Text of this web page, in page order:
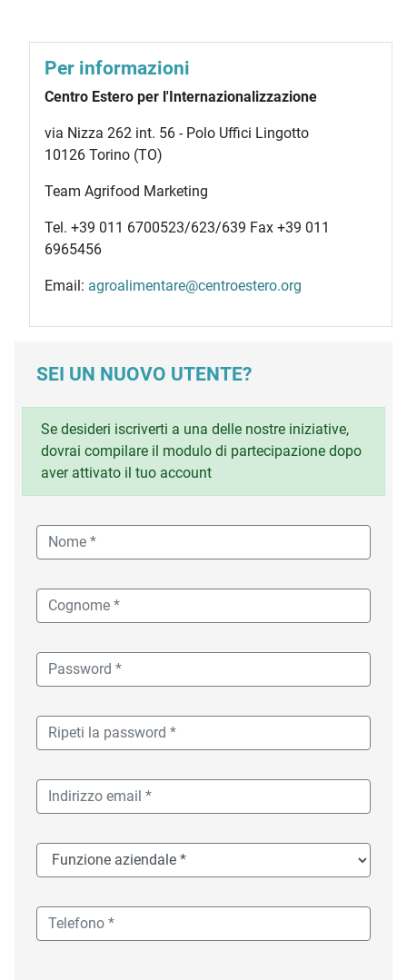
Per informazioni
Centro Estero per l'Internazionalizzazione
via Nizza 262 int. 56 - Polo Uffici Lingotto
10126 Torino (TO)
Team Agrifood Marketing
Tel. +39 011 6700523/623/639 Fax +39 011
6965456
Email: agroalimentare@centroestero.org
SEI UN NUOVO UTENTE?
Se desideri iscriverti a una delle nostre iniziative,
dovrai compilare il modulo di partecipazione dopo
aver attivato il tuo account